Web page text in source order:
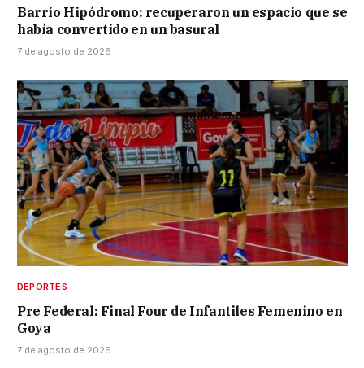
Barrio Hipódromo: recuperaron un espacio que se
había convertido en un basural
7 de agosto de 2026
DEPORTES
Pre Federal: Final Four de Infantiles Femenino en
Goya
7 de agosto de 2026